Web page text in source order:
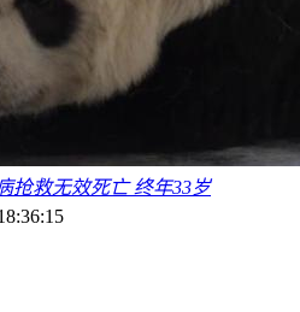
抢救无效死亡 终年33岁